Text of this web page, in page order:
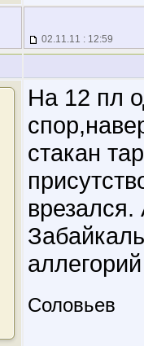
02.11.11 : 12:59
На 12 пл
стакан
Соловьев